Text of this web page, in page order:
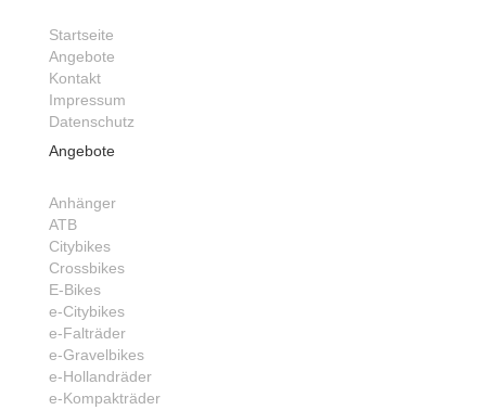
Startseite
Angebote
Kontakt
Impressum
Datenschutz
Angebote
Anhänger
ATB
Citybikes
Crossbikes
E-Bikes
e-Citybikes
e-Falträder
e-Gravelbikes
e-Hollandräder
e-Kompakträder